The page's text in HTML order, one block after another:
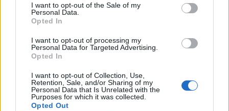
I want to opt-out of the Sale of my
Personal Data.
Opted In
I want to opt-out of processing my
Personal Data for Targeted Advertising.
Opted In
I want to opt-out of Collection, Use,
Retention, Sale, and/or Sharing of my
Personal Data that Is Unrelated with the
Purposes for which it was collected.
Opted Out
Classic
Andamento FantaValore di Mercato
295